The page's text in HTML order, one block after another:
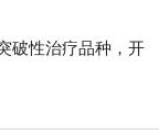
破性治疗品种，开